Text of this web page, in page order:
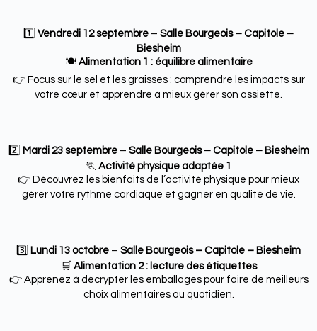
1️⃣ Vendredi 12 septembre – Salle Bourgeois – Capitole –
Biesheim
🍽️ Alimentation 1 : équilibre alimentaire
👉 Focus sur le sel et les graisses : comprendre les impacts sur
votre cœur et apprendre à mieux gérer son assiette.
2️⃣ Mardi 23 septembre– Salle Bourgeois – Capitole – Biesheim
🏃 Activité physique adaptée 1
👉 Découvrez les bienfaits de l’activité physique pour mieux
gérer votre rythme cardiaque et gagner en qualité de vie.
3️⃣ Lundi 13 octobre – Salle Bourgeois – Capitole – Biesheim
🛒 Alimentation 2 : lecture des étiquettes
👉 Apprenez à décrypter les emballages pour faire de meilleurs
choix alimentaires au quotidien.